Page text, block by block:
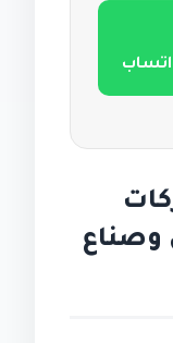
وصناع